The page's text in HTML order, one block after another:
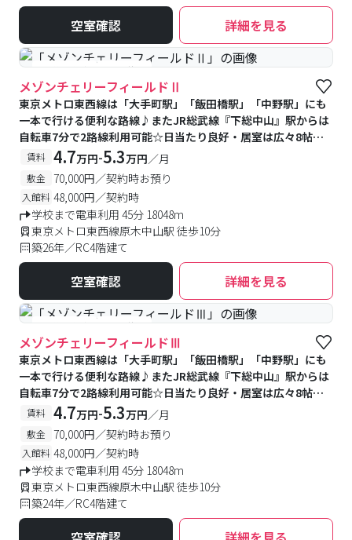
空室確認 詳細を見る
#予約受付中 #空室待ち
メゾンチェリーフィールドⅡ
東京メトロ東西線は「大手町駅」「飯田橋駅」「中野駅」にも
一本で行ける便利な路線♪またJR総武線『下総中山』駅からは
自転車7分で2路線利用可能☆日当たり良好・居室は広々8帖♪
近くにショッピングセンター有り(550m)♪
賃料 4.7万円-5.3万円／月
敷金 70,000円／契約時お預り
入館料 48,000円／契約時
学校まで電車利用 45分 18048m
東京メトロ東西線原木中山駅 徒歩10分
築26年／RC4階建て
空室確認 詳細を見る
#予約受付中 #空室待ち
メゾンチェリーフィールドⅢ
東京メトロ東西線は「大手町駅」「飯田橋駅」「中野駅」にも
一本で行ける便利な路線♪またJR総武線『下総中山』駅からは
自転車7分で2路線利用可能☆日当たり良好・居室は広々8帖♪
近くにショッピングセンター有り(550m)♪
賃料 4.7万円-5.3万円／月
敷金 70,000円／契約時お預り
入館料 48,000円／契約時
学校まで電車利用 45分 18048m
東京メトロ東西線原木中山駅 徒歩10分
築24年／RC4階建て